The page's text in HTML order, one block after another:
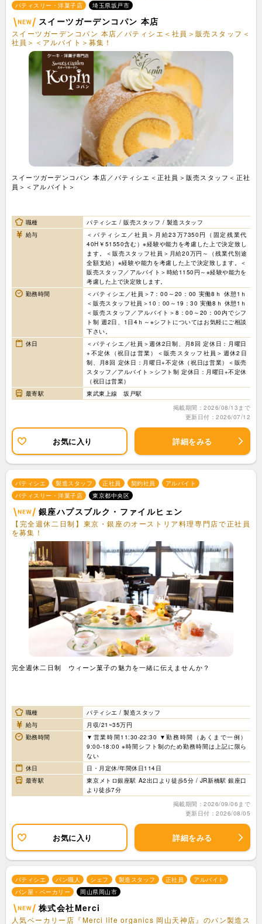
パティスリー・洋菓子店
埼玉県坂戸市
スイーツガーデンコパン 本店
スイーツガーデンコパン 本店／パティシエ＜社員＞販売スタッフ＜
社員＞＜アルバイト＞募集！
スイーツガーデンコパン 本店／パティシエ＜正社員＞販売スタッフ＜正社
員＞＜アルバイト＞
職種
パティシエ / 販売スタッフ / 製造スタッフ
給与
＜パティシエ／社員＞月給23万7350円（固定残業代
40H￥51550含む）※経験や能力を考慮した上で決定致し
ます。＜販売スタッフ社員＞月給20万円～（残業代別途
全額支給）※経験や能力を考慮した上で決定致します。＜
販売スタッフ／アルバイト＞時給1150円～※経験や能力を
考慮した上で決定致します。
勤務時間
＜パティシエ／社員＞7：00～20：00 実働8ｈ 休憩1ｈ
＜販売スタッフ社員＞10：00～19：30 実働8ｈ 休憩1ｈ
＜販売スタッフ／アルバイト＞8：00～20：00内でシフ
ト制 週2日、1日4ｈ～※シフトについてはお気軽にご相談
下さい。
休日
＜パティシエ／社員＞週休2日制、月8回 定休日：月曜日
+不定休（祝日は営業）＜販売スタッフ社員＞週休2日
制、月8回 定休日：月曜日+不定休（祝日は営業）＜販売
スタッフ／アルバイト＞シフト制 定休日：月曜日+不定休
（祝日は営業）
最寄駅
東武東上線 坂戸駅
掲載期間：2026/08/13まで
更新日付：2026/07/12
お気に入り 詳細をみる
パティシエ 製造スタッフ 正社員 契約社員
アルバイト
パティスリー・洋菓子店
東京都中央区
銀座ハプスブルク・ファイルヒェン
【完全週休二日制】東京・銀座のオーストリア料理専門店で正社員
を募集！
完全週休二日制 ウィーン菓子の魅力を一緒に伝えませんか？
職種
パティシエ / 製造スタッフ
給与
月収/21~35万円
勤務時間
▼営業時間11:30-22:30 ▼勤務時間（あくまで一例）
9:00-18:00 ※時間シフト制のため勤務時間は上記に限ら
ない
休日
日・月定休/年間休日114日
最寄駅
東京メトロ銀座駅 A2出口より徒歩5分 / JR新橋駅 銀座口
より徒歩7分
掲載期間：2026/09/06まで
更新日付：2026/08/05
お気に入り 詳細をみる
パティシエ パン職人 シェフ 製造スタッフ 正社員
アルバイト
パン屋・ベーカリー
岡山県岡山市
株式会社Merci
人気ベーカリー店『Merci life organics 岡山天神店』のパン製造ス